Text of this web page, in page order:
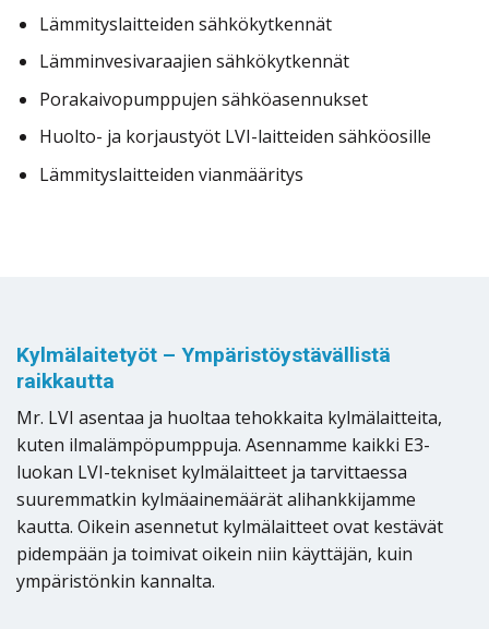
Lämmityslaitteiden sähkökytkennät
Lämminvesivaraajien sähkökytkennät
Porakaivopumppujen sähköasennukset
Huolto- ja korjaustyöt LVI-laitteiden sähköosille
Lämmityslaitteiden vianmääritys
Kylmälaitetyöt – Ympäristöystävällistä
raikkautta
Mr. LVI asentaa ja huoltaa tehokkaita kylmälaitteita,
kuten ilmalämpöpumppuja. Asennamme kaikki E3-
luokan LVI-tekniset kylmälaitteet ja tarvittaessa
suuremmatkin kylmäainemäärät alihankkijamme
kautta. Oikein asennetut kylmälaitteet ovat kestävät
pidempään ja toimivat oikein niin käyttäjän, kuin
ympäristönkin kannalta.